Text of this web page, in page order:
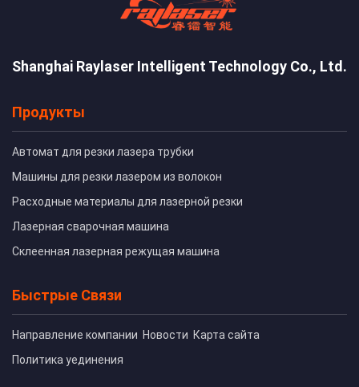
Shanghai Raylaser Intelligent Technology Co., Ltd.
Продукты
Автомат для резки лазера трубки
Машины для резки лазером из волокон
Расходные материалы для лазерной резки
Лазерная сварочная машина
Склеенная лазерная режущая машина
Быстрые Связи
Направление компании Новости Карта сайта
Политика уединения